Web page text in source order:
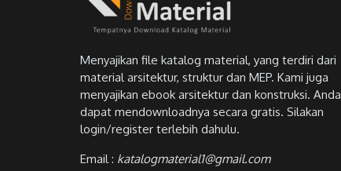
Menyajikan file katalog material, yang terdiri dari
material arsitektur, struktur dan MEP. Kami juga
menyajikan ebook arsitektur dan konstruksi. Anda
dapat mendownloadnya secara gratis. Silakan
login/register terlebih dahulu.
Email : katalogmaterial1@gmail.com